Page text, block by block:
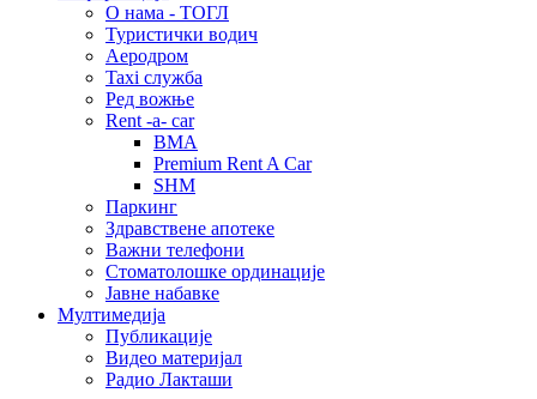
О нама - ТОГЛ
Туристички водич
Аеродром
Taxi служба
Ред вожње
Rent -a- car
BMA
Premium Rent A Car
SHM
Паркинг
Здравствене апотеке
Важни телефони
Стоматолошке ординације
Јавне набавке
Мултимедија
Публикације
Видео материјал
Радио Лакташи